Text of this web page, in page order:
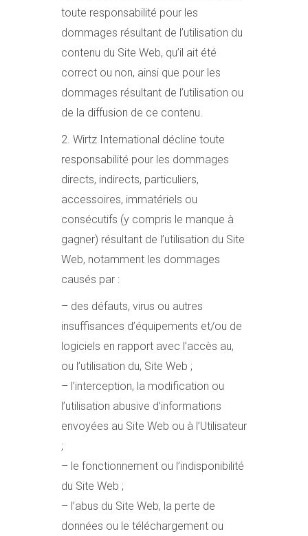
toute responsabilité pour les
dommages résultant de l’utilisation du
contenu du Site Web, qu’il ait été
correct ou non, ainsi que pour les
dommages résultant de l’utilisation ou
de la diffusion de ce contenu.
2. Wirtz International décline toute
responsabilité pour les dommages
directs, indirects, particuliers,
accessoires, immatériels ou
consécutifs (y compris le manque à
gagner) résultant de l’utilisation du Site
Web, notamment les dommages
causés par :
– des défauts, virus ou autres
insuffisances d’équipements et/ou de
logiciels en rapport avec l’accès au,
ou l’utilisation du, Site Web ;
– l’interception, la modification ou
l’utilisation abusive d’informations
envoyées au Site Web ou à l’Utilisateur
;
– le fonctionnement ou l’indisponibilité
du Site Web ;
– l’abus du Site Web, la perte de
données ou le téléchargement ou